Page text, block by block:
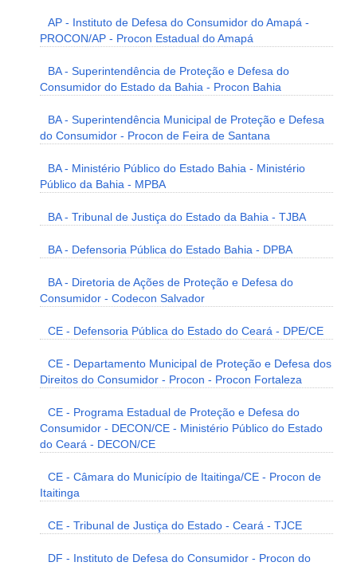
AP - Instituto de Defesa do Consumidor do Amapá -
PROCON/AP - Procon Estadual do Amapá
BA - Superintendência de Proteção e Defesa do
Consumidor do Estado da Bahia - Procon Bahia
BA - Superintendência Municipal de Proteção e Defesa
do Consumidor - Procon de Feira de Santana
BA - Ministério Público do Estado Bahia - Ministério
Público da Bahia - MPBA
BA - Tribunal de Justiça do Estado da Bahia - TJBA
BA - Defensoria Pública do Estado Bahia - DPBA
BA - Diretoria de Ações de Proteção e Defesa do
Consumidor - Codecon Salvador
CE - Defensoria Pública do Estado do Ceará - DPE/CE
CE - Departamento Municipal de Proteção e Defesa dos
Direitos do Consumidor - Procon - Procon Fortaleza
CE - Programa Estadual de Proteção e Defesa do
Consumidor - DECON/CE - Ministério Público do Estado
do Ceará - DECON/CE
CE - Câmara do Município de Itaitinga/CE - Procon de
Itaitinga
CE - Tribunal de Justiça do Estado - Ceará - TJCE
DF - Instituto de Defesa do Consumidor - Procon do